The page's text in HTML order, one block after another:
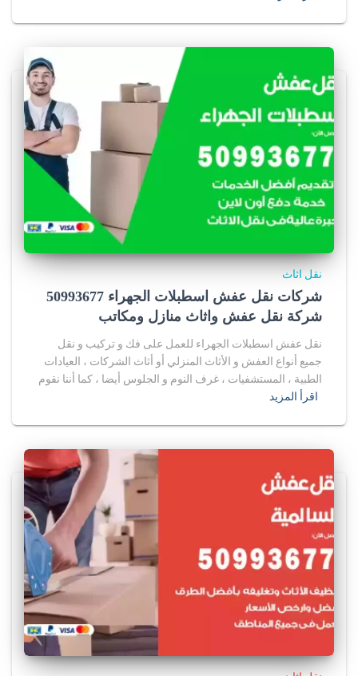
نقل اثاث
شركات نقل عفش اسطبلات الجهراء 50993677
شركة نقل عفش واثاث منازل ومكاتب
نقل عفش اسطبلات الجهراء للعمل على فك و تركيب و نقل
جميع أنواع العفش و الأثاث المنزلي أو أثاث الشركات ، العيادات
الطبية ، المستشفيات ، غرف النوم و الجلوس أيضا ، كما أننا نقوم
اقرأ المزيد